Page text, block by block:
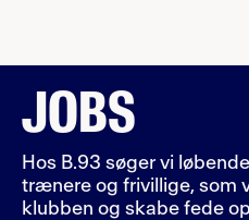
JOBS
Hos B.93 søger vi
trænere og frivillige, som
klubben og skabe fede